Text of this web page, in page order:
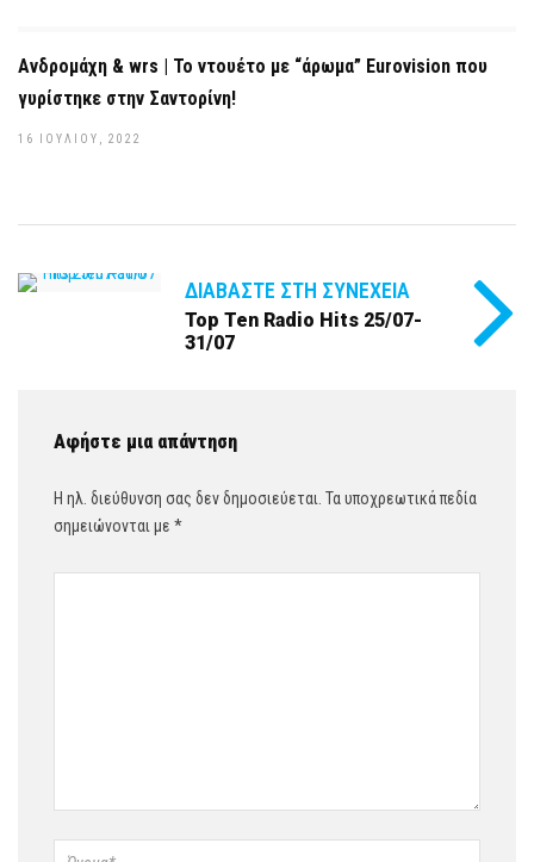
Ανδρομάχη & wrs | Το ντουέτο με “άρωμα” Eurovision που
γυρίστηκε στην Σαντορίνη!
16 ΙΟΥΛΊΟΥ, 2022
ΔΙΑΒΆΣΤΕ ΣΤΗ ΣΥΝΈΧΕΙΑ
Top Ten Radio Hits 25/07-
31/07
Αφήστε μια απάντηση
Η ηλ. διεύθυνση σας δεν δημοσιεύεται. Τα υποχρεωτικά πεδία
σημειώνονται με *